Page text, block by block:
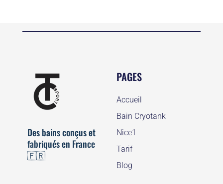
Des bains conçus et
fabriqués en France
🇫🇷
PAGES
Accueil
Bain Cryotank
Nice1
Tarif
Blog